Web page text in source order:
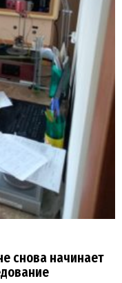
снова начинает